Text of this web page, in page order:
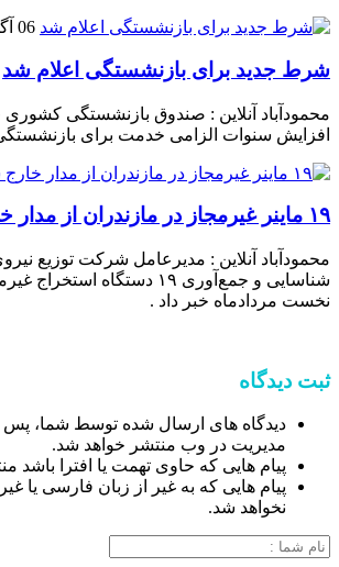
06 آگوست 2026
شرط جدید برای بازنشستگی اعلام شد
محمودآباد آنلاین : صندوق بازنشستگی کشوری
افزایش سنوات الزامی خدمت برای
۱۹ ماینر غیرمجاز در مازندران از مدار خارج شد
محمودآباد آنلاین : مدیرعامل شرکت توزیع
شناسایی و جمع‌آوری ۱۹ دستگاه
نخست مردادماه خبر داد .
ثبت دیدگاه
دیدگاه های ارسال شده توسط شما، پس
مدیریت در وب منتشر خواهد شد.
پیام هایی که حاوی تهمت یا افترا باشد
پیام هایی که به غیر از زبان فارسی یا
نخواهد شد.